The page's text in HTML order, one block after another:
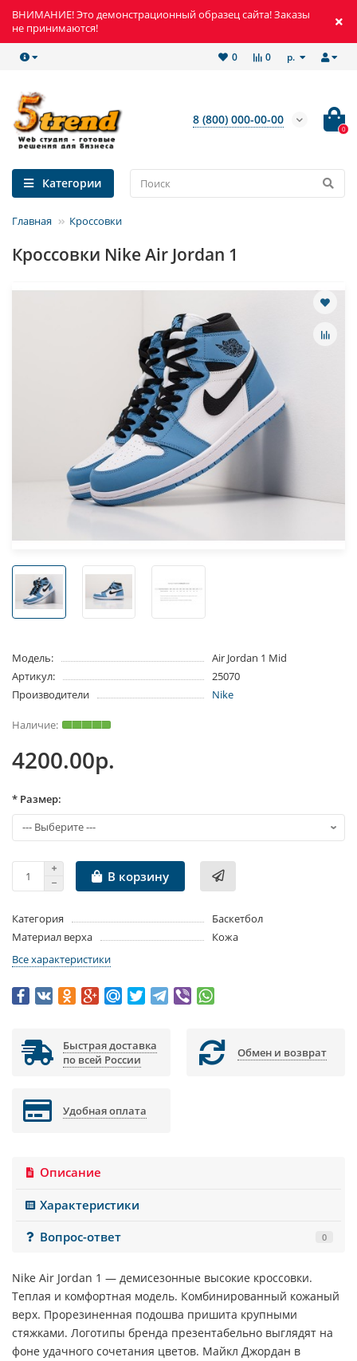
ВНИМАНИЕ! Это демонстрационный образец сайта! Заказы
не принимаются!
р.
0
0
8 (800) 000-00-00
0
Категории
Главная Кроссовки
Кроссовки Nike Air Jordan 1
Модель:
Air Jordan 1 Mid
Артикул:
25070
Производители
Nike
4200.00р.
* Размер:
В корзину
Категория
Баскетбол
Материал верха
Кожа
Все характеристики
Быстрая доставка
по всей России
Обмен и возврат
Удобная оплата
Описание
Характеристики
Вопрос-ответ
0
Nike Air Jordan 1 — демисезонные высокие кроссовки.
Теплая и комфортная модель. Комбинированный кожаный
верх. Прорезиненная подошва пришита крупными
стяжками. Логотипы бренда презентабельно выглядят на
фоне удачного сочетания цветов. Майкл Джордан в